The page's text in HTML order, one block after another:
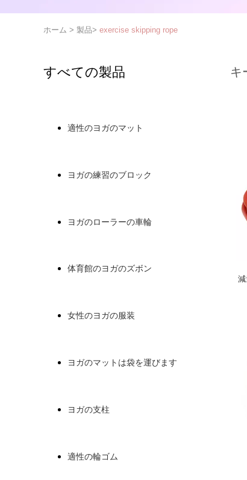
ホーム > 製品> exercise skipping rope
すべての製品
適性のヨガのマット
ヨガの練習のブロック
ヨガのローラーの車輪
体育館のヨガのズボン
女性のヨガの服装
ヨガのマットは袋を運びます
ヨガの支柱
適性の輪ゴム
キ